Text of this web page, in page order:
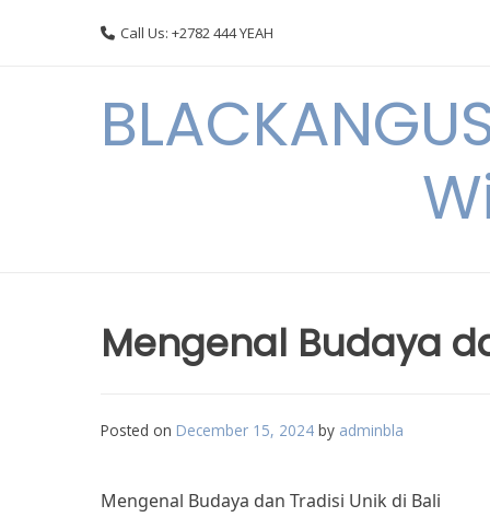
Call Us: +2782 444 YEAH
Mengenal Budaya
Posted on December 15, 2024 by adminbla
Mengenal Budaya dan Tradisi Unik di Bali